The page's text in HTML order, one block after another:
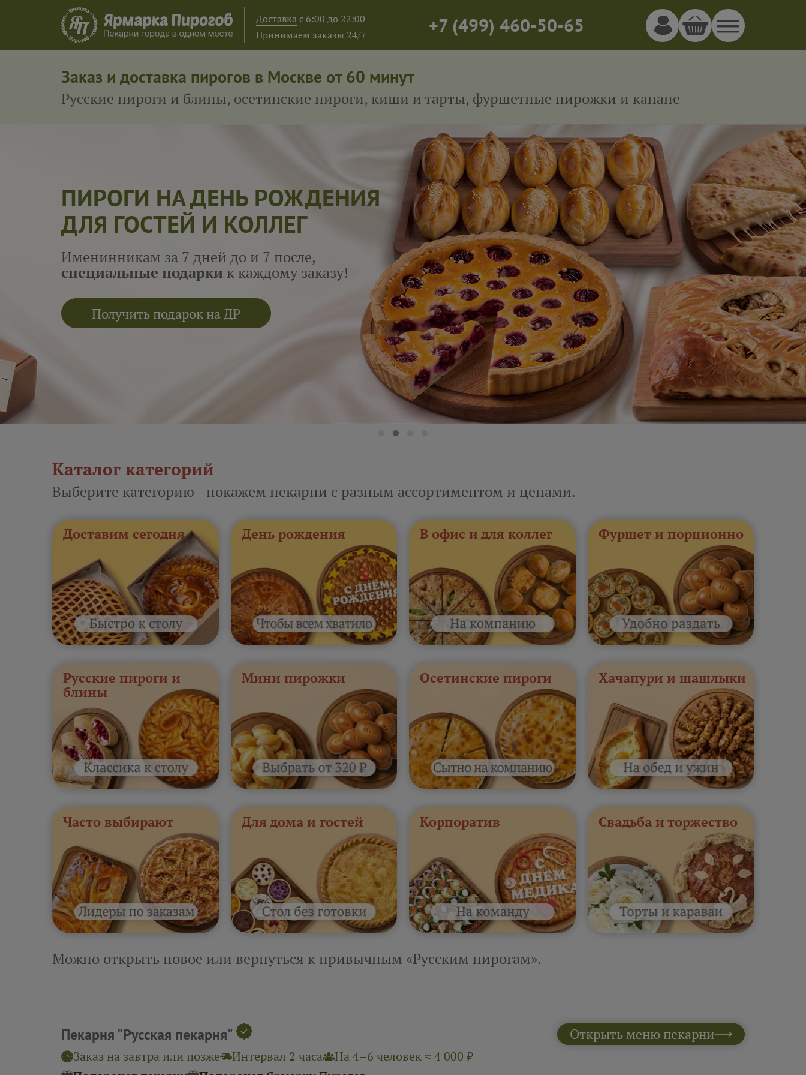
Доставкас 6:00 до 22:00
Принимаем заказы 24/7
+7(499) 460-50-65
Заказ и доставка пирогов в Москве от 60 минут
Русские пироги и блины, осетинские пироги, киши и тарты, фуршетные пирожки и канапе
ПИРОГИ НА ДЕНЬ РОЖДЕНИЯ
ДЛЯ ГОСТЕЙ И КОЛЛЕГ
Именинникам за 7 дней до и 7 после,
специальные подарки к каждому заказу!
Получить подарок на ДР
Каталог категорий
Выберите категорию - покажем пекарни с разным ассортиментом и ценами.
Доставим сегодня День рождения В офис и для коллег Фуршет и порционно
Русские пироги и
блины
Мини пирожки Осетинские пироги Хачапури и шашлыки
Часто выбирают Для дома и гостей Корпоратив Свадьба и торжество
Можно открыть новое или вернуться к привычным «Русским пирогам».
Пекарня "Русская пекарня" Открыть меню пекарни
Заказ на завтра или позже Интервал 2 часа
На 4–6 человек ≈ 4 000 ₽